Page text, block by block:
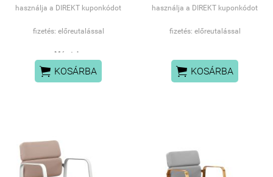
használja a DIREKT kuponkódot
fizetés: előreutalással
Méretek:
ülés mérete: 45 x 35 cm
a teljes zsámoly
maximális magassága:
 KOSÁRBA
használja a DIREKT kuponkódot
fizetés: előreutalással
 KOSÁRBA